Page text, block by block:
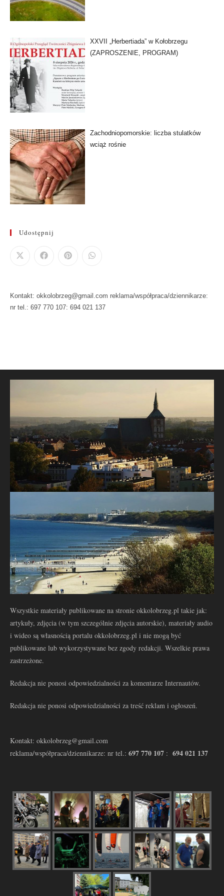
XXVII „Herbertiada” w Kołobrzegu
(ZAPROSZENIE, PROGRAM)
Zachodniopomorskie: liczba stulatków
wciąż rośnie
Udostępnij
Kontakt: okkolobrzeg@gmail.com reklama/współpraca/dziennikarze:
nr tel.: 697 770 107: 694 021 137
Wszystkie materiały publikowane na stronie okkolobrzeg.pl takie jak:
artykuły, zdjęcia (w tym szczególnie zdjęcia autorskie), materiały audio
i wideo są własnością portalu okkolobrzeg.pl i nie mogą być
publikowane lub wykorzystywane bez zgody redakcji. Wszelkie prawa
zastrzeżone.
Redakcja nie ponosi odpowiedzialności za komentarze Internautów.
Redakcja nie ponosi odpowiedzialności za treść reklam i ogłoszeń.
Kontakt: okkolobrzeg@gmail.com
reklama/współpraca/dziennikarze: nr tel.: 697 770 107 : 694 021 137